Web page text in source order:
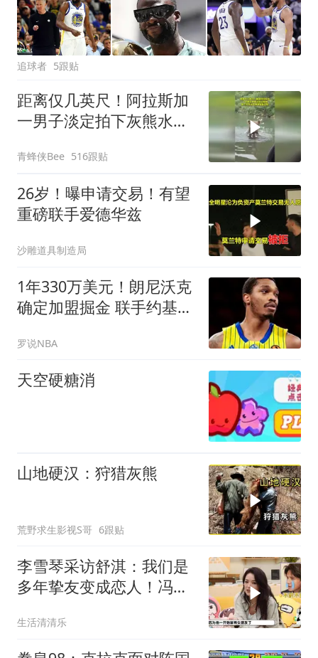
追球者 5跟贴
距离仅几英尺！阿拉斯加
一男子淡定拍下灰熊水中
青蜂侠Bee 516跟贴
26岁！曝申请交易！有望
重磅联手爱德华兹
沙雕道具制造局
1年330万美元！朗尼沃克
确定加盟掘金 联手约基奇
罗说NBA
天空硬糖消
山地硬汉：狩猎灰熊
荒野求生影视S哥 6跟贴
李雪琴采访舒淇：我们是
多年挚友变成恋人！冯德
生活清清乐